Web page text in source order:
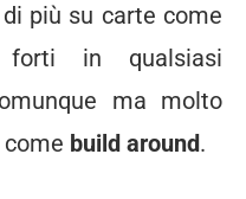
più su carte come
forti in qualsiasi
ma molto
build around.